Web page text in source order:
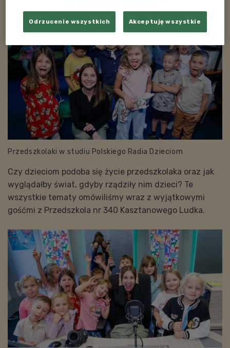
Przedszkolaki w studiu Polskiego Radia Dzieciom
Czy dzieciom podoba się życie przedszkolaka oraz jak
wyglądałby świat, gdyby rządziły nim dzieci? Te
wszystkie tematy omówiliśmy wraz z wyjątkowymi
gośćmi z Przedszkola nr 340 Kasztanowego Ludka.
Odrzucenie wszystkich Akceptuję wszystkie